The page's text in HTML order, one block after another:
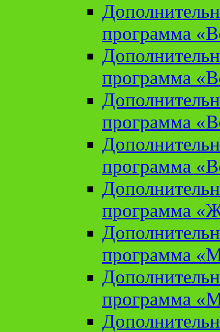
программа
программа
программа
программа
программа
программа
программа